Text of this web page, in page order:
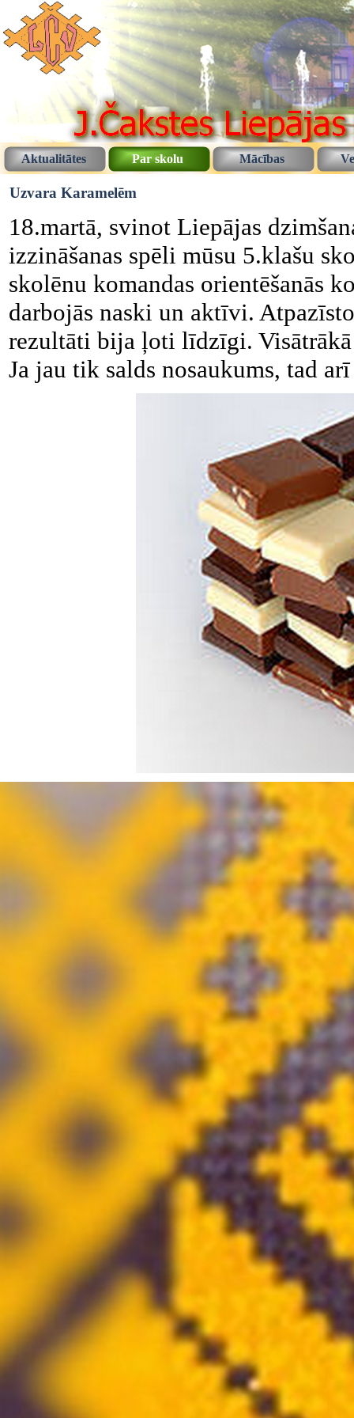
Aktualitātes Par skolu Mācības
Uzvara Karamelēm
18.martā, svinot Liepājas
izzināšanas spēli mūsu 5.klašu
skolēnu komandas orientēšanās
darbojās naski un aktīvi.
rezultāti bija ļoti līdzīgi. Visātrākā
Ja jau tik salds nosaukums, tad